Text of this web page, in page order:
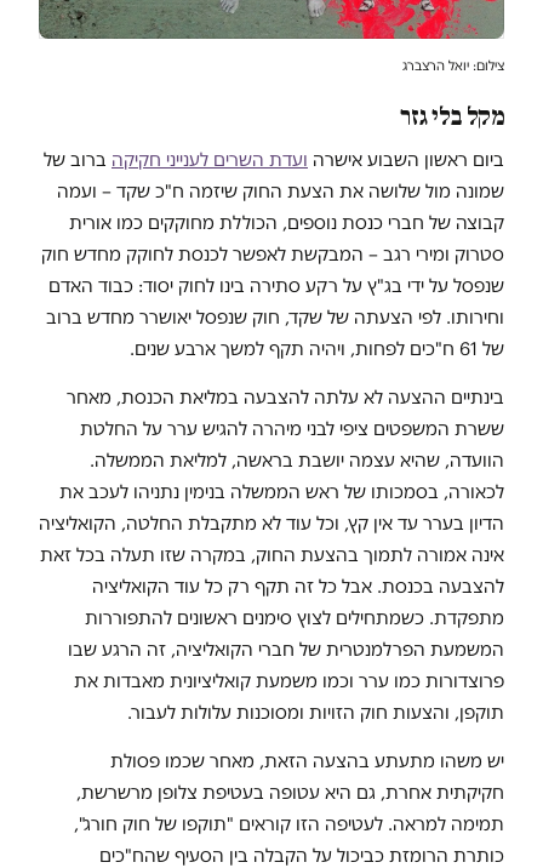
צילום: יואל הרצברג
מקל בלי גזר
ביום ראשון השבוע אישרה ועדת השרים לענייני חקיקה ברוב של
שמונה מול שלושה את הצעת החוק שיזמה ח"כ שקד – ועמה
קבוצה של חברי כנסת נוספים, הכוללת מחוקקים כמו אורית
סטרוק ומירי רגב – המבקשת לאפשר לכנסת לחוקק מחדש חוק
שנפסל על ידי בג"ץ על רקע סתירה בינו לחוק יסוד: כבוד האדם
וחירותו. לפי הצעתה של שקד, חוק שנפסל יאושרר מחדש ברוב
של 61 ח"כים לפחות, ויהיה תקף למשך ארבע שנים.
בינתיים ההצעה לא עלתה להצבעה במליאת הכנסת, מאחר
ששרת המשפטים ציפי לבני מיהרה להגיש ערר על החלטת
הוועדה, שהיא עצמה יושבת בראשה, למליאת הממשלה.
לכאורה, בסמכותו של ראש הממשלה בנימין נתניהו לעכב את
הדיון בערר עד אין קץ, וכל עוד לא מתקבלת החלטה, הקואליציה
אינה אמורה לתמוך בהצעת החוק, במקרה שזו תעלה בכל זאת
להצבעה בכנסת. אבל כל זה תקף רק כל עוד הקואליציה
מתפקדת. כשמתחילים לצוץ סימנים ראשונים להתפוררות
המשמעת הפרלמנטרית של חברי הקואליציה, זה הרגע שבו
פרוצדורות כמו ערר וכמו משמעת קואליציונית מאבדות את
תוקפן, והצעות חוק הזויות ומסוכנות עלולות לעבור.
יש משהו מתעתע בהצעה הזאת, מאחר שכמו פסולת
חקיקתית אחרת, גם היא עטופה בעטיפת צלופן מרשרשת,
תמימה למראה. לעטיפה הזו קוראים "תוקפו של חוק חורג",
כותרת הרומזת כביכול על הקבלה בין הסעיף שהח"כים